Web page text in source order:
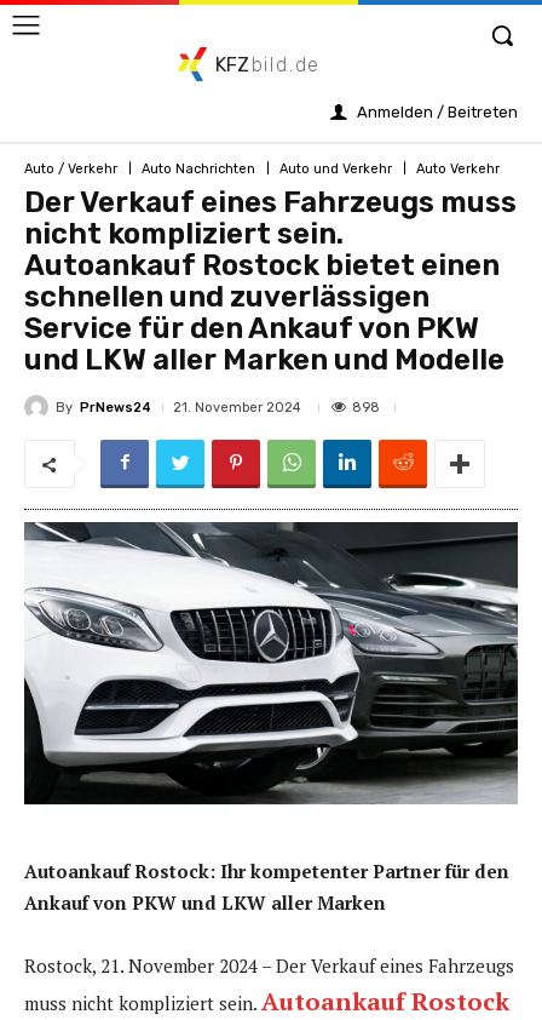
KFZ bild.de
Anmelden / Beitreten
Auto / Verkehr Auto Nachrichten Auto und Verkehr Auto Verkehr
Der Verkauf eines Fahrzeugs muss
nicht kompliziert sein.
Autoankauf Rostock bietet einen
schnellen und zuverlässigen
Service für den Ankauf von PKW
und LKW aller Marken und Modelle
By PrNews24 21. November 2024 898
Autoankauf Rostock: Ihr kompetenter Partner für den
Ankauf von PKW und LKW aller Marken
Rostock, 21. November 2024 – Der Verkauf eines Fahrzeugs
muss nicht kompliziert sein. Autoankauf Rostock